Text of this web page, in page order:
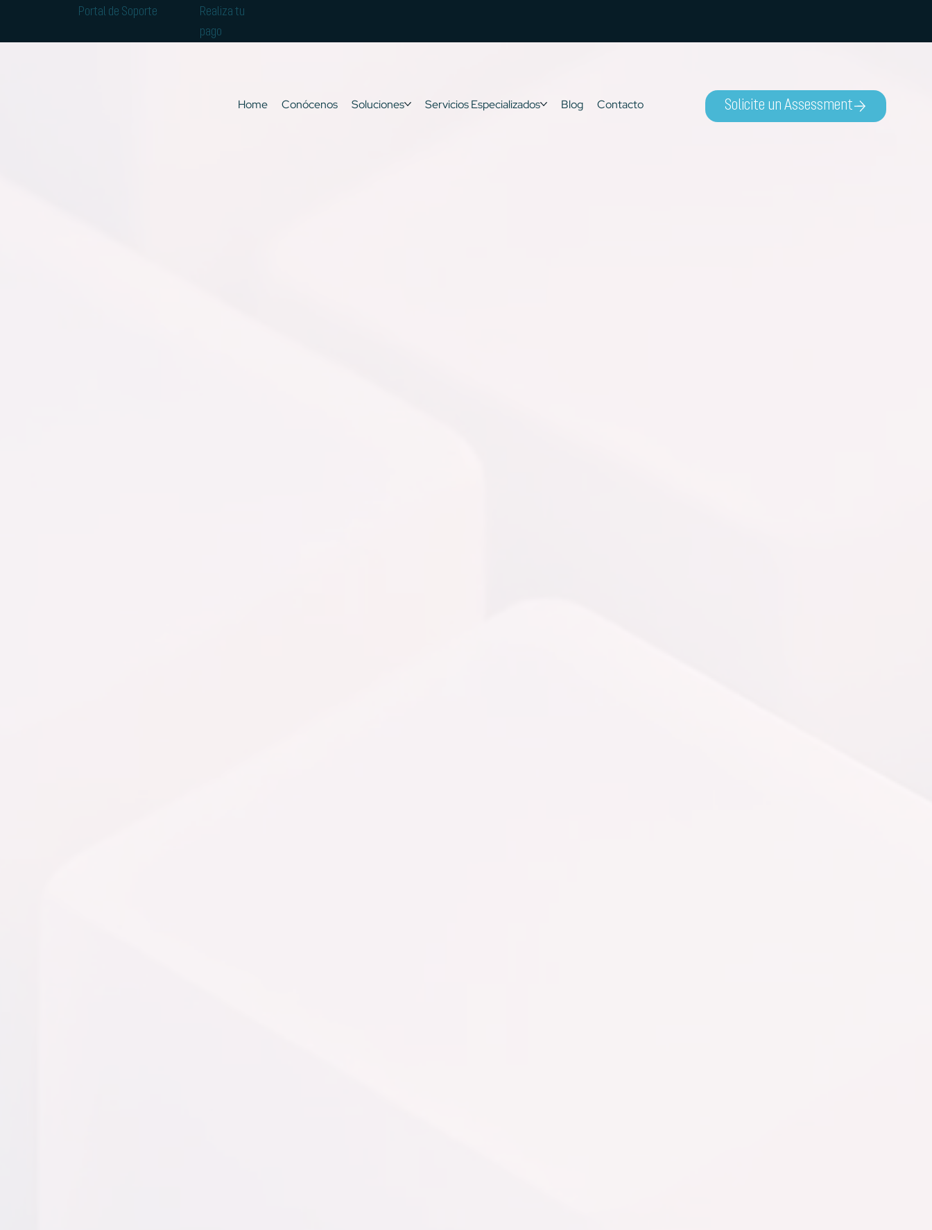
Portal de Soporte
Realiza tu
pago
Solicite un Assessment
Home Conócenos Soluciones Servicios Especializados Blog Contacto